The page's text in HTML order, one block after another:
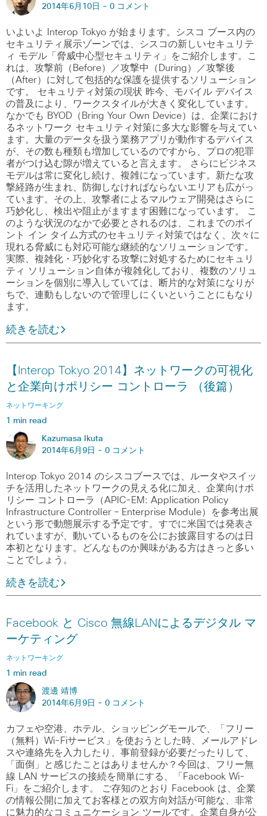
2014年6月10日 - 0 コメント
いよいよ Interop Tokyo が始まります。シスコ ブース内の
セキュリティ展示ゾーンでは、シスコの新しいセキュリテ
ィ モデル「脅威中心型セキュリティ」をご紹介します。こ
れは、攻撃前（Before）／攻撃中（During）／攻撃後
（After）に対して包括的な保護を提供するソリューション
です。 セキュリティ対策の現状 昨今、モバイル デバイス
の普及により、ワークスタイルが大きく変化しています。
なかでも BYOD（Bring Your Own Device）は、企業におけ
るネットワーク セキュリティ対策に多大な影響を与えてい
ます。大量のデータを扱う業務アプリが動作するデバイス
が、その数も種類も増加しているのですから、プロの犯罪
者がつけ込む隙が増えていると言えます。 さらにビジネス
モデルは常に変化し続け、複雑になっています。新たな攻
撃経路が生まれ、防御しなければならないエリアも広がっ
ています。その上、攻撃者によるマルウェア開発はさらに
巧妙化し、検出や阻止がますます困難になっています。 こ
のような状況のなかで必要とされるのは、これまでのポイ
ント イン タイム方式のセキュリティ対策ではなく、次々に
現れる脅威にも対応可能な継続的なソリューションです。
実際、複雑化・巧妙化する攻撃に対処するためにセキュリ
ティ ソリューション自体が複雑化しており、複数のソリュ
ーションを個別に導入していては、断片的な対策になりが
ちで、連動もしないので管理しにくいということにもなり
ます。
続きを読む
【Interop Tokyo 2014】ネットワークの可視化
と企業向けポリシー コントローラ （後篇）
ネットワーキング
1 min read
Kazumasa Ikuta
2014年6月9日 - 0 コメント
Interop Tokyo 2014 のシスコブースでは、ルータやスイッ
チを活用したネットワークの見える化に加え、企業向けポ
リシー コントローラ（APIC-EM: Application Policy
Infrastructure Controller – Enterprise Module）を参考出展
という形で動態展示する予定です。すでに米国では発表さ
れていますが、動いているものを公にお披露目するのは日
本初となります。どんなものか興味がある方はきっと多い
ことでしょう。
続きを読む
Facebook と Cisco 無線LANによるデジタル マ
ーケティング
ネットワーキング
1 min read
渡邊 靖博
2014年6月9日 - 0 コメント
カフェや空港、ホテル、ショッピングモールで、「フリー
（無料）Wi-Fiサービス」を使おうとした時、メールアドレ
スや連絡先を入力したり、事前登録が必要だったりして、
「面倒」と感じたことはありませんか？今回は、フリー無
線 LAN サービスの接続を簡単にする、「Facebook Wi-
Fi」をご紹介します。 ご存知のとおり Facebook は、企業
の情報公開に加えてお客様との双方向対話が可能な、非常
に魅力的なコミュニケーション ツールです。企業自身が公